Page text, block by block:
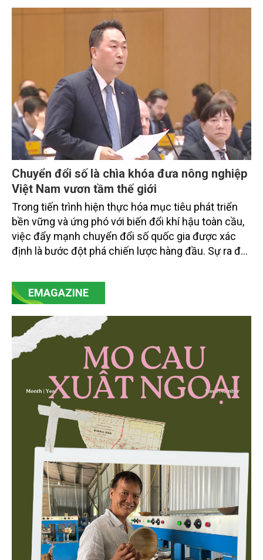
từ các cơ quan quản lý nhà nước, đơn vị nghiên cứu,
doanh nghiệp, hợp tác xã và nông dân đang trực
tiếp triển khai mô hình sản xuất lúa phát thải thấp.
Chuyển đổi số là chìa khóa đưa nông nghiệp
Việt Nam vươn tầm thế giới
Trong tiến trình hiện thực hóa mục tiêu phát triển
bền vững và ứng phó với biến đổi khí hậu toàn cầu,
việc đẩy mạnh chuyển đổi số quốc gia được xác
định là bước đột phá chiến lược hàng đầu. Sự ra đời
mạnh mẽ, thúc đẩy quá trình cải cách toàn diện,
minh bạch hóa chuỗi cung ứng và nâng cao hiệu
then chốt là nông nghiệp và môi trường.
EMAGAZINE